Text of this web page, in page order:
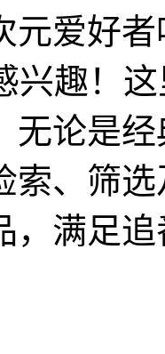
元爱好
兴趣！
无论是
索、筛
，满足